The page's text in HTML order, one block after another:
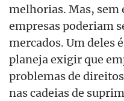
melhorias. Mas, sem
empresas poderiam
mercados. Um deles
planeja exigir que
problemas de
nas cadeias de